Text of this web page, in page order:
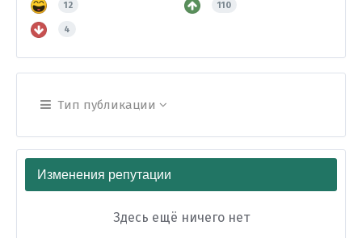
12 110
4
Тип публикации
Изменения репутации
Здесь ещё ничего нет